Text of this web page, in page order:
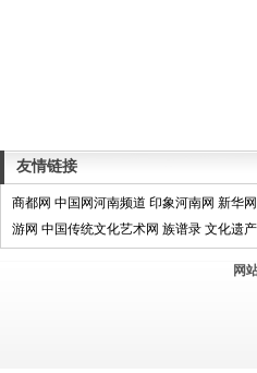
友情链接
商都网 中国网河南频道 印象河南网 新华
游网 中国传统文化艺术网 族谱录 文化遗
网